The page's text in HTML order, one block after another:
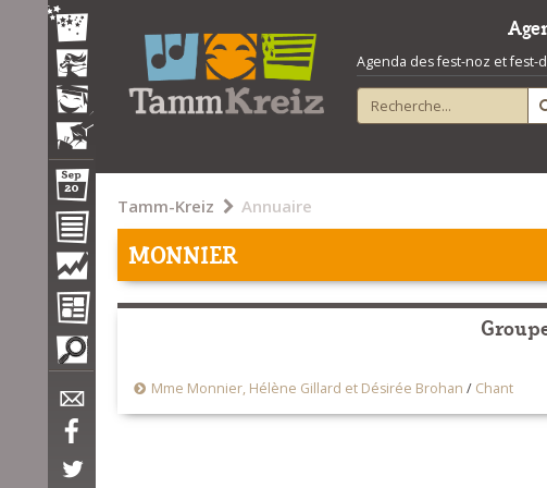
Agenda des fest-noz et fest-
Tamm-Kreiz Annuaire
MONNIER
Mme Monnier, Hélène Gillard et Désirée Brohan / Chant